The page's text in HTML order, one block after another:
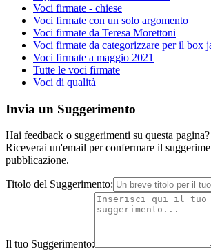
Voci firmate - chiese
Voci firmate con un solo argomento
Voci firmate da Teresa Morettoni
Voci firmate da categorizzare per il box
Voci firmate a maggio 2021
Tutte le voci firmate
Voci di qualità
Invia un Suggerimento
Hai feedback o suggerimenti su questa
Riceverai un'email per confermare il
pubblicazione.
Titolo del Suggerimento:
Il tuo Suggerimento: